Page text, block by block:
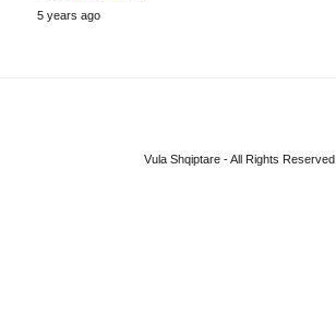
5 years ago
Vula Shqiptare - All Rights Reserved